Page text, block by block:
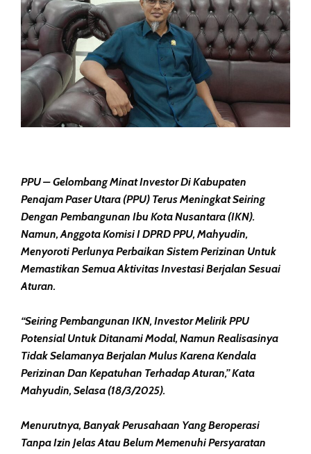
PPU – Gelombang Minat Investor Di Kabupaten
Penajam Paser Utara (PPU) Terus Meningkat Seiring
Dengan Pembangunan Ibu Kota Nusantara (IKN).
Namun, Anggota Komisi I DPRD PPU, Mahyudin,
Menyoroti Perlunya Perbaikan Sistem Perizinan Untuk
Memastikan Semua Aktivitas Investasi Berjalan Sesuai
Aturan.
“Seiring Pembangunan IKN, Investor Melirik PPU
Potensial Untuk Ditanami Modal, Namun Realisasinya
Tidak Selamanya Berjalan Mulus Karena Kendala
Perizinan Dan Kepatuhan Terhadap Aturan,” Kata
Mahyudin, Selasa (18/3/2025).
Menurutnya, Banyak Perusahaan Yang Beroperasi
Tanpa Izin Jelas Atau Belum Memenuhi Persyaratan